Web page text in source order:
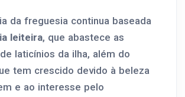
da freguesia continua baseada
leiteira, que abastece as
laticínios da ilha, além do
tem crescido devido à beleza
e ao interesse pelo